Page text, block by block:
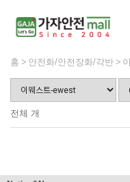
홈 안전화/안전장화/각반
전체 개